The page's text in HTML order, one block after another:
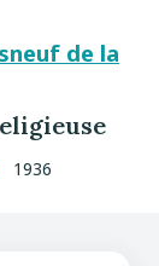
de la
1936